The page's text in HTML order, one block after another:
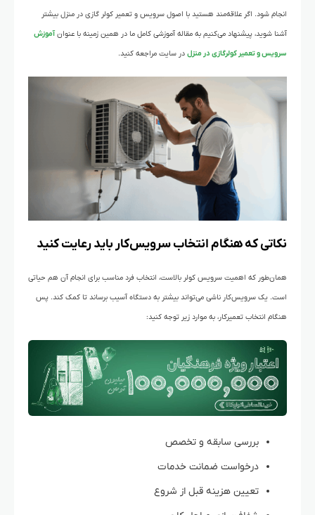
انجام شود. اگر علاقه‌مند هستید با اصول سرویس و تعمیر کولر گازی در منزل بیشتر
آشنا شوید، پیشنهاد می‌کنیم به مقاله آموزشی کامل ما در همین زمینه با عنوان آموزش
سرویس و تعمیر کولرگازی در منزل در سایت مراجعه کنید.
نکاتی که هنگام انتخاب سرویس‌کار باید رعایت کنید
همان‌طور که اهمیت سرویس کولر بالاست، انتخاب فرد مناسب برای انجام آن هم حیاتی
است. یک سرویس‌کار ناشی می‌تواند بیشتر به دستگاه آسیب برساند تا کمک کند. پس
هنگام انتخاب تعمیرکار، به موارد زیر توجه کنید:
بررسی سابقه و تخصص
درخواست ضمانت خدمات
تعیین هزینه قبل از شروع